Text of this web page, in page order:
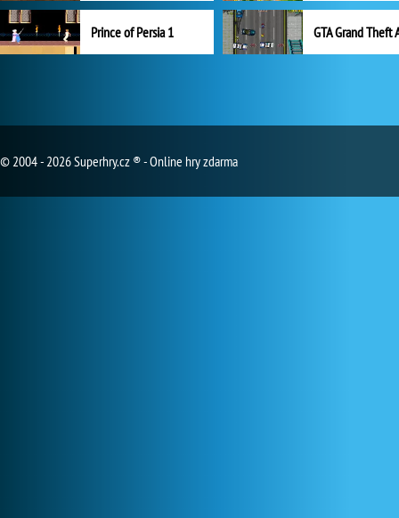
Prince of Persia 1 GTA Grand Theft
© 2004 - 2026 Superhry.cz ® - Online hry zdarma